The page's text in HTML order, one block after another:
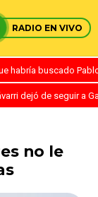
RADIO EN VIVO
habría buscado
dejó de seguir a
no le